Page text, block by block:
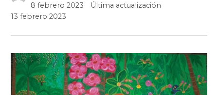
8 febrero 2023
Última actualización
13 febrero 2023